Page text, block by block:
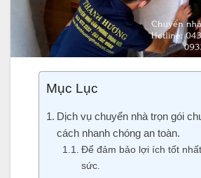
Mục Lục
Dịch vụ chuyển nhà trọn gói
cách nhanh chóng an toàn.
Để đảm bảo lợi ích tốt
sức.